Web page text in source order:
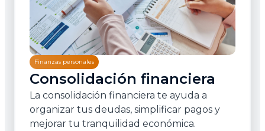
Finanzas personales
Consolidación financiera
La consolidación financiera te ayuda a
organizar tus deudas, simplificar pagos y
mejorar tu tranquilidad económica.